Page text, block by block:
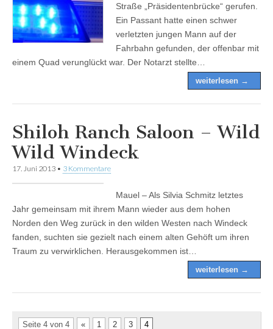
Straße „Präsidentenbrücke“ gerufen.
Ein Passant hatte einen schwer
verletzten jungen Mann auf der
Fahrbahn gefunden, der offenbar mit
einem Quad verunglückt war. Der Notarzt stellte…
weiterlesen →
Shiloh Ranch Saloon – Wild
Wild Windeck
17. Juni 2013 • 3 Kommentare
Mauel – Als Silvia Schmitz letztes
Jahr gemeinsam mit ihrem Mann wieder aus dem hohen
Norden den Weg zurück in den wilden Westen nach Windeck
fanden, suchten sie gezielt nach einem alten Gehöft um ihren
Traum zu verwirklichen. Herausgekommen ist…
weiterlesen →
Seite 4 von 4 « 1 2 3 4